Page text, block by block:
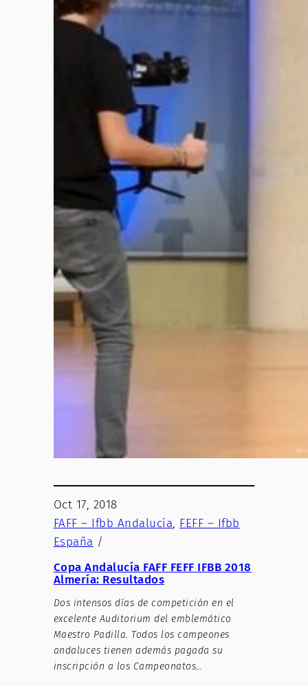
Oct 17, 2018
FAFF – Ifbb Andalucía, FEFF – Ifbb
España /
Copa Andalucía FAFF FEFF IFBB 2018
Almería: Resultados
Dos intensos días de competición en el
excelente Auditorium del emblemático
Maestro Padilla. Todos los campeones
andaluces tienen además pagada su
inscripción a los Campeonatos…